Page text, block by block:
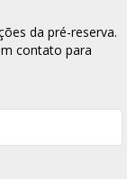
da pré-reserva.
contato para